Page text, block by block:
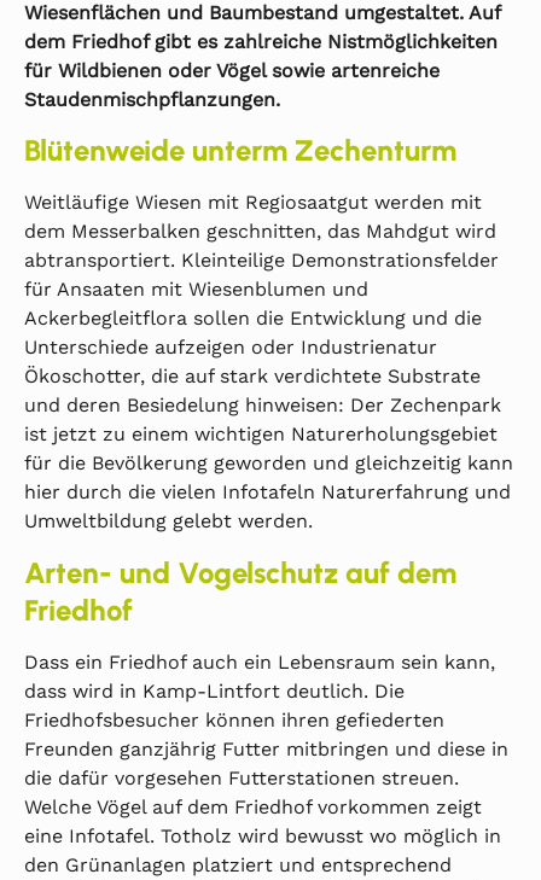
Wiesenflächen und Baumbestand umgestaltet. Auf
dem Friedhof gibt es zahlreiche Nistmöglichkeiten
für Wildbienen oder Vögel sowie artenreiche
Staudenmischpflanzungen.
Blütenweide unterm Zechenturm
Weitläufige Wiesen mit Regiosaatgut werden mit
dem Messerbalken geschnitten, das Mahdgut wird
abtransportiert. Kleinteilige Demonstrationsfelder
für Ansaaten mit Wiesenblumen und
Ackerbegleitflora sollen die Entwicklung und die
Unterschiede aufzeigen oder Industrienatur
Ökoschotter, die auf stark verdichtete Substrate
und deren Besiedelung hinweisen: Der Zechenpark
ist jetzt zu einem wichtigen Naturerholungsgebiet
für die Bevölkerung geworden und gleichzeitig kann
hier durch die vielen Infotafeln Naturerfahrung und
Umweltbildung gelebt werden.
Arten- und Vogelschutz auf dem
Friedhof
Dass ein Friedhof auch ein Lebensraum sein kann,
dass wird in Kamp-Lintfort deutlich. Die
Friedhofsbesucher können ihren gefiederten
Freunden ganzjährig Futter mitbringen und diese in
die dafür vorgesehen Futterstationen streuen.
Welche Vögel auf dem Friedhof vorkommen zeigt
eine Infotafel. Totholz wird bewusst wo möglich in
den Grünanlagen platziert und entsprechend